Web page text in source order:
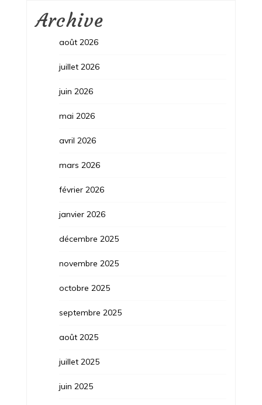
Archive
août 2026
juillet 2026
juin 2026
mai 2026
avril 2026
mars 2026
février 2026
janvier 2026
décembre 2025
novembre 2025
octobre 2025
septembre 2025
août 2025
juillet 2025
juin 2025